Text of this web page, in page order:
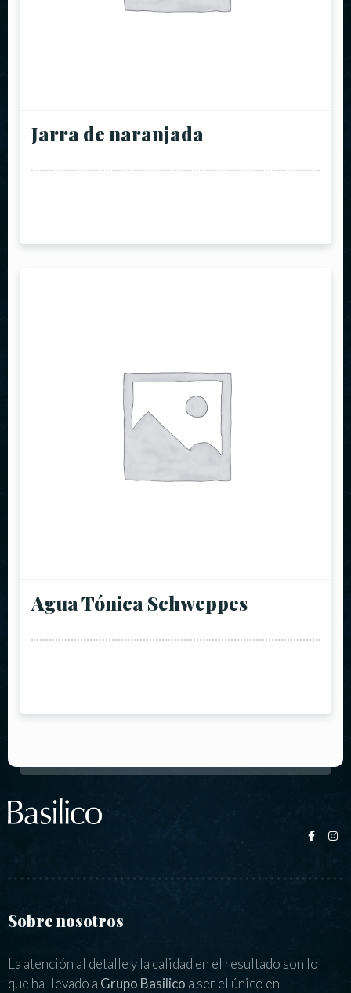
Jarra de naranjada
Agua Tónica Schweppes
Sobre nosotros
La atención al detalle y la calidad en el resultado son lo
que ha llevado a Grupo Basilico a ser el único en